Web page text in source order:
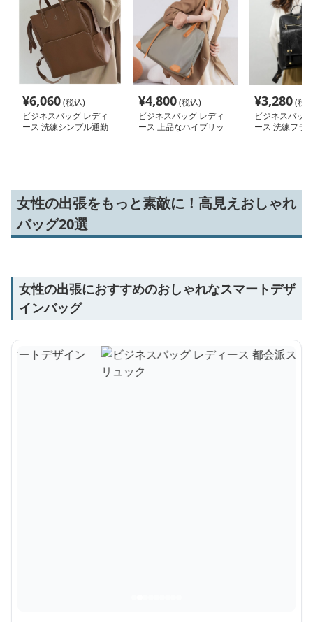
¥6,060(税込)
ビジネスバッグ レディ
ース 洗練シンプル通勤
¥4,800(税込)
ビジネスバッグ レディ
ース 上品なハイブリッ
¥3,280(税
ビジネスバッ
ース 洗練フラ
女性の出張をもっと素敵に！高見えおしゃれ
バッグ20選
女性の出張におすすめのおしゃれなスマートデザ
インバッグ